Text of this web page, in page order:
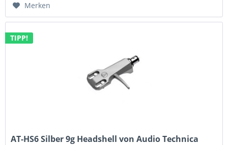
Merken
TIPP!
AT-HS6 Silber 9g Headshell von Audio Technica